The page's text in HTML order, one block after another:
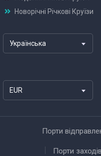
Новорічні Річкові Круїзи
Українська
EUR
Порти
Порти заходів